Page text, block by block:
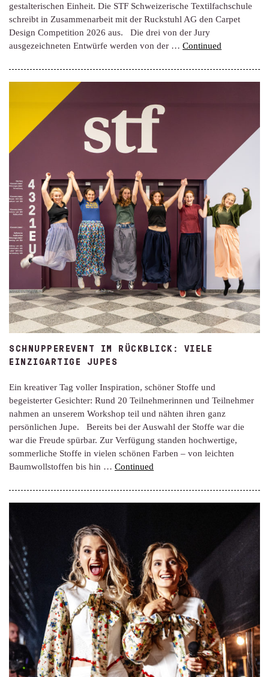
gestalterischen Einheit. Die STF Schweizerische Textilfachschule
schreibt in Zusammenarbeit mit der Ruckstuhl AG den Carpet
Design Competition 2026 aus. Die drei von der Jury
ausgezeichneten Entwürfe werden von der … Continued
SCHNUPPEREVENT IM RÜCKBLICK: VIELE
EINZIGARTIGE JUPES
Ein kreativer Tag voller Inspiration, schöner Stoffe und
begeisterter Gesichter: Rund 20 Teilnehmerinnen und Teilnehmer
nahmen an unserem Workshop teil und nähten ihren ganz
persönlichen Jupe. Bereits bei der Auswahl der Stoffe war die
war die Freude spürbar. Zur Verfügung standen hochwertige,
sommerliche Stoffe in vielen schönen Farben – von leichten
Baumwollstoffen bis hin … Continued